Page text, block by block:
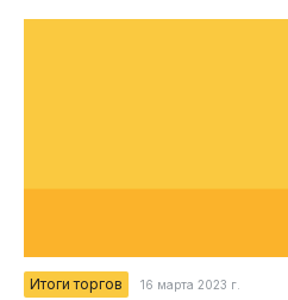
Итоги торгов 16 марта 2023 г.